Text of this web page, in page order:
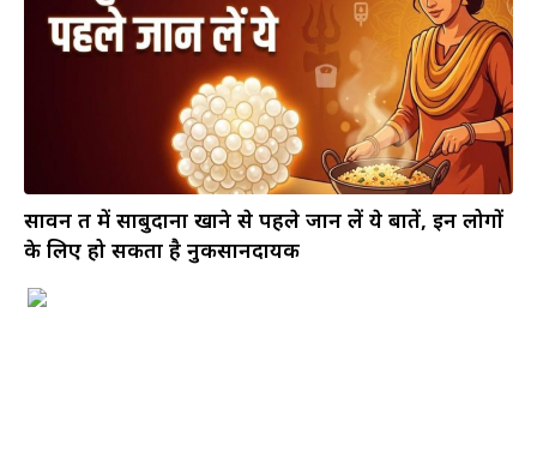
सावन व्रत में साबुदाना खाने से पहले जान लें ये बातें, इन लोगों
के लिए हो सकता है नुकसानदायक